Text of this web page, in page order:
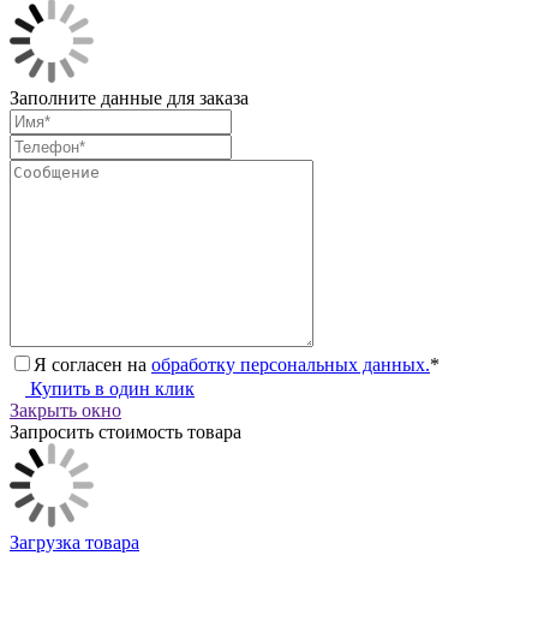
Заполните данные для заказа
Я согласен на обработку персональных данных.*
Купить в один клик
Закрыть окно
Запросить стоимость товара
Загрузка товара